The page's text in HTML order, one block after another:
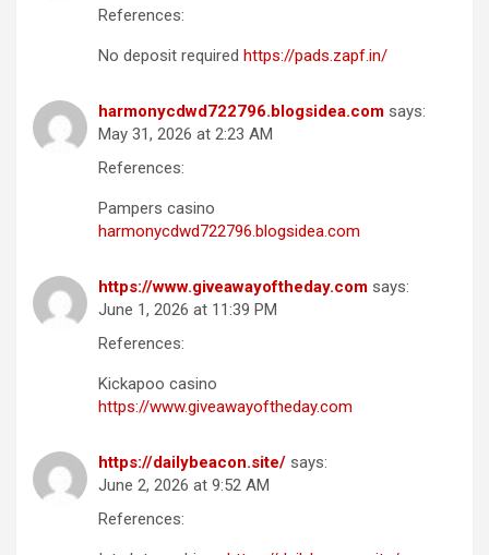
References:
No deposit required https://pads.zapf.in/
harmonycdwd722796.blogsidea.com says:
May 31, 2026 at 2:23 AM
References:
Pampers casino
harmonycdwd722796.blogsidea.com
https://www.giveawayoftheday.com says:
June 1, 2026 at 11:39 PM
References:
Kickapoo casino
https://www.giveawayoftheday.com
https://dailybeacon.site/ says:
June 2, 2026 at 9:52 AM
References: